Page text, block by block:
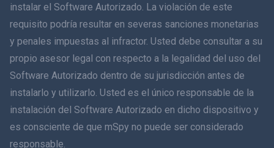
עברית
Română
Ελληνικά
Tiếng Việt
instalar el Software Autorizado. La violación de este
requisito podría resultar en severas sanciones monetarias
y penales impuestas al infractor. Usted debe consultar a su
propio asesor legal con respecto a la legalidad del uso del
Software Autorizado dentro de su jurisdicción antes de
instalarlo y utilizarlo. Usted es el único responsable de la
instalación del Software Autorizado en dicho dispositivo y
es consciente de que mSpy no puede ser considerado
responsable.